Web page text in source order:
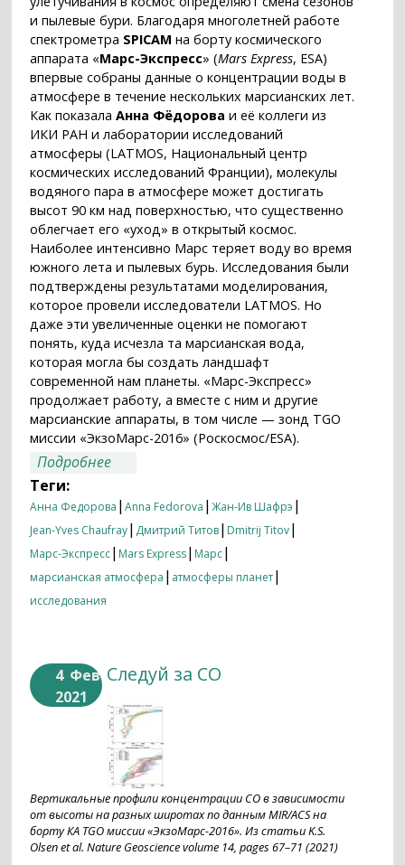
и пылевые бури. Благодаря многолетней работе
спектрометра SPICAM на борту космического
аппарата «Марс-Экспресс» (Mars Express, ESA)
впервые собраны данные о концентрации воды в
атмосфере в течение нескольких марсианских лет.
Как показалаАнна Фёдорова и её коллеги из
ИКИ РАН и лаборатории исследований
атмосферы (LATMOS, Национальный центр
космических исследований Франции), молекулы
водяного пара в атмосфере может достигать
высот 90 км над поверхностью, что существенно
облегчает его «уход» в открытый космос.
Наиболее интенсивно Марс теряет воду во время
южного лета и пылевых бурь. Исследования были
подтверждены результатами моделирования,
которое провели исследователи LATMOS. Но
даже эти увеличенные оценки не помогают
понять, куда исчезла та марсианская вода,
которая могла бы создать ландшафт
современной нам планеты. «Марс-Экспресс»
продолжает работу, а вместе с ним и другие
марсианские аппараты, в том числе — зонд TGO
миссии «ЭкзоМарс-2016» (Роскосмос/ESA).
Подробнее
Теги:
Анна Федорова |Anna Fedorova |Жан-Ив Шафрэ |
Jean-Yves Chaufray| Дмитрий Титов| Dmitrij Titov|
Марс-Экспресс| Mars Express| Марс|
марсианская атмосфера | атмосферы планет|
исследования
4 Фев
2021
Следуй за СО
Вертикальные профили концентрации CO в зависимости
от высоты на разных широтах по данным MIR/ACS на
борту КА TGO миссии «ЭкзоМарс-2016». Из статьи K.S.
Olsen et al. Nature Geoscience volume 14, pages 67–71 (2021)